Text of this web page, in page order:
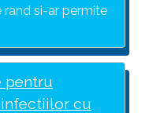
rand si-ar permite
pentru
cu